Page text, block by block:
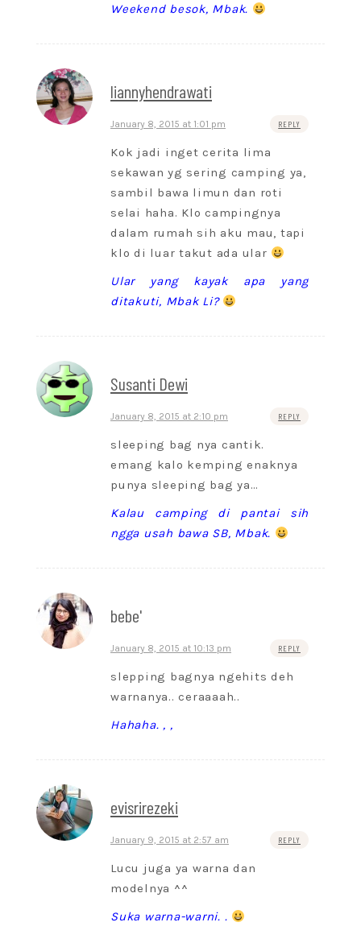
Weekend besok, Mbak.
liannyhendrawati
January 8, 2015 at 1:01 pm REPLY
Kok jadi inget cerita lima
sekawan yg sering camping ya,
sambil bawa limun dan roti
selai haha. Klo campingnya
dalam rumah sih aku mau, tapi
klo di luar takut ada ular
Ular yang kayak apa yang
ditakuti, Mbak Li?
Susanti Dewi
January 8, 2015 at 2:10 pm REPLY
sleeping bag nya cantik.
emang kalo kemping enaknya
punya sleeping bag ya…
Kalau camping di pantai sih
ngga usah bawa SB, Mbak.
bebe'
January 8, 2015 at 10:13 pm REPLY
slepping bagnya ngehits deh
warnanya.. ceraaaah..
Hahaha. , ,
evisrirezeki
January 9, 2015 at 2:57 am REPLY
Lucu juga ya warna dan
modelnya ^^
Suka warna-warni. .